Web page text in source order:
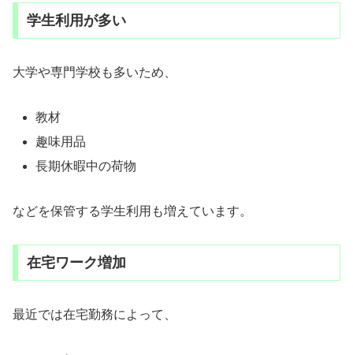
学生利用が多い
大学や専門学校も多いため、
教材
趣味用品
長期休暇中の荷物
などを保管する学生利用も増えています。
在宅ワーク増加
最近では在宅勤務によって、